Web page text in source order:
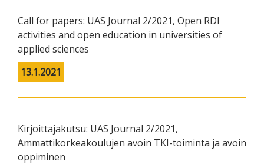
Call for papers: UAS Journal 2/2021, Open RDI
activities and open education in universities of
applied sciences
13.1.2021
Kirjoittajakutsu: UAS Journal 2/2021,
Ammattikorkeakoulujen avoin TKI-toiminta ja avoin
oppiminen